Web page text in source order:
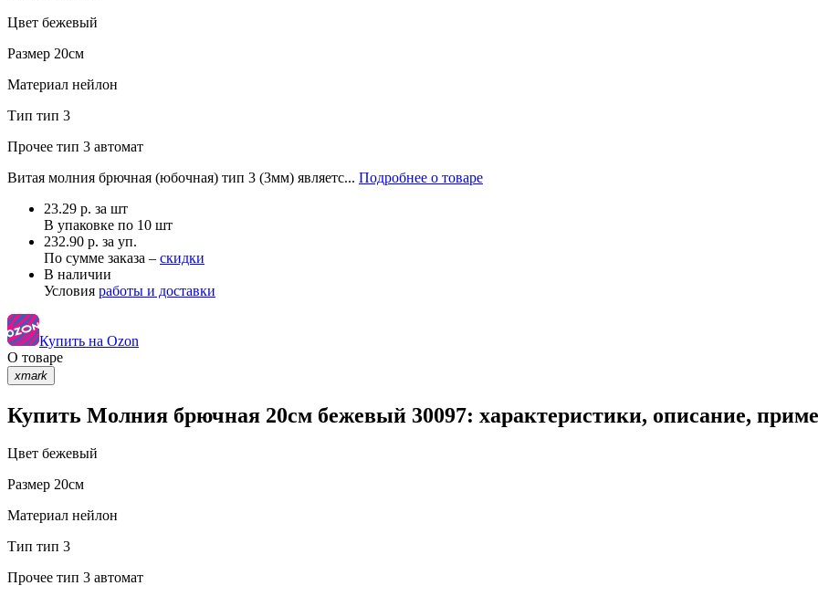
Цвет бежевый
Размер 20см
Материал нейлон
Тип тип 3
Прочее тип 3 автомат
Витая молния брючная (юбочная) тип 3 (3мм) являетс... Подробнее о товаре
23.29 р. за шт
В упаковке по 10 шт
232.90 р. за уп.
По сумме заказа – скидки
В наличии
Условия работы и доставки
Купить на Ozon
О товаре
xmark
Купить Молния брючная 20см бежевый 30097: характеристики, описание,
Цвет бежевый
Размер 20см
Материал нейлон
Тип тип 3
Прочее тип 3 автомат